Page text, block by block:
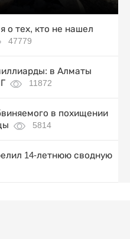
о тех, кто не нашел
47779
в Алматы
11872
в похищении
5814
14-летнюю сводную